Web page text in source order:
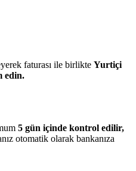
faturası ile birlikte Yurtiçi
edin.
5 gün içinde kontrol edilir,
otomatik olarak bankanıza